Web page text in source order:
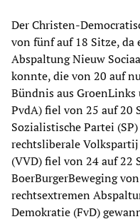
Der Christen-
von fünf auf 18 Sitze, da
Abspaltung Nieuw
konnte, die von 20 auf
Bündnis aus
PvdA) fiel von 25 auf 20
Sozialistische Partei
rechtsliberale
(VVD) fiel von 24 auf 22
BoerBurgerBeweging
rechtsextremen
Demokratie (FvD)